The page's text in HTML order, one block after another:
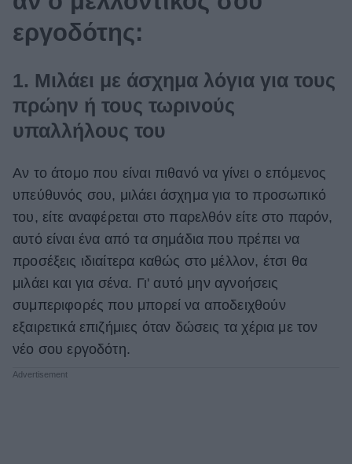
εργοδότης:
1. Μιλάει με άσχημα λόγια για τους
πρώην ή τους τωρινούς
υπαλλήλους του
Αν το άτομο που είναι πιθανό να γίνει ο επόμενος
υπεύθυνός σου, μιλάει άσχημα για το προσωπικό
του, είτε αναφέρεται στο παρελθόν είτε στο παρόν,
αυτό είναι ένα από τα σημάδια που πρέπει να
προσέξεις ιδιαίτερα καθώς στο μέλλον, έτσι θα
μιλάει και για σένα. Γι' αυτό μην αγνοήσεις
συμπεριφορές που μπορεί να αποδειχθούν
εξαιρετικά επιζήμιες όταν δώσεις τα χέρια με τον
νέο σου εργοδότη.